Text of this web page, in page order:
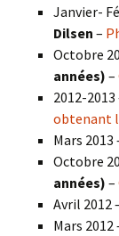
Janvier-
Dilsen –
Octobre
années) –
2012-2013
obtenant
Mars 2013
Octobre
années) –
Avril 2012
Mars 2012